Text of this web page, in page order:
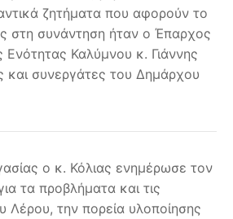
ζητήματα που αφορούν το
στη συνάντηση ήταν ο Έπαρχος
Ενότητας Καλύμνου κ. Γιάννης
συνεργάτες του Δημάρχου
ο κ. Κόλιας ενημέρωσε τον
τα προβλήματα και τις
Λέρου, την πορεία υλοποίησης